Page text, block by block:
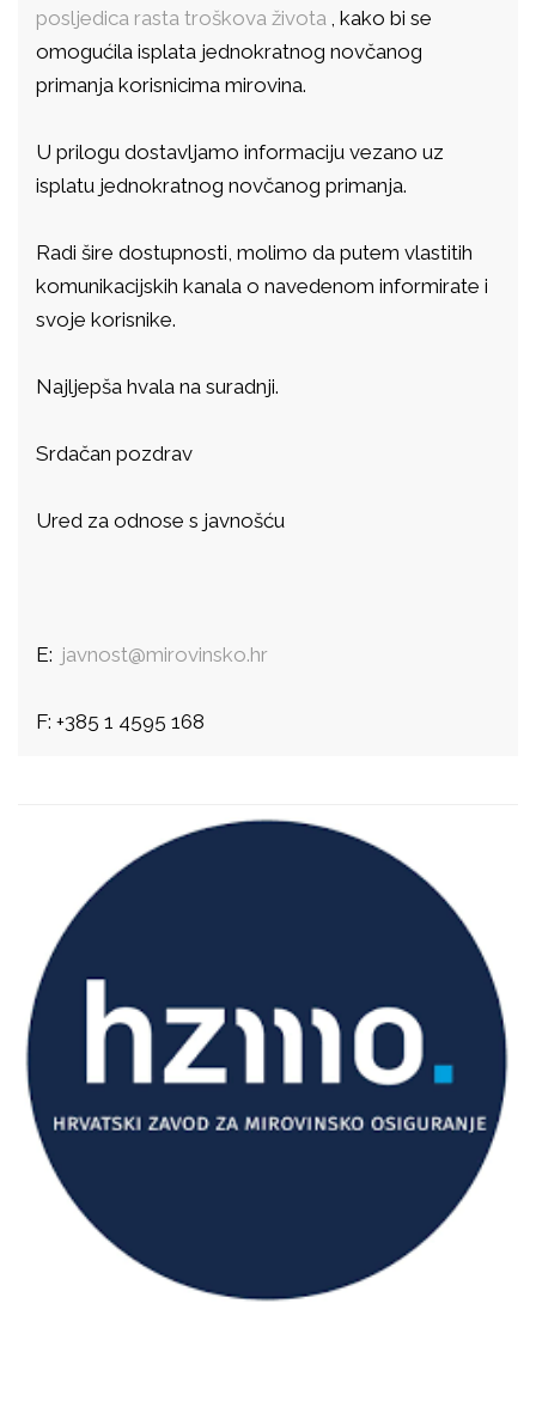
posljedica rasta troškova života , kako bi se
omogućila isplata jednokratnog novčanog
primanja korisnicima mirovina.
U prilogu dostavljamo informaciju vezano uz
isplatu jednokratnog novčanog primanja.
Radi šire dostupnosti, molimo da putem vlastitih
komunikacijskih kanala o navedenom informirate i
svoje korisnike.
Najljepša hvala na suradnji.
Srdačan pozdrav
Ured za odnose s javnošću
E: javnost@mirovinsko.hr
F: +385 1 4595 168